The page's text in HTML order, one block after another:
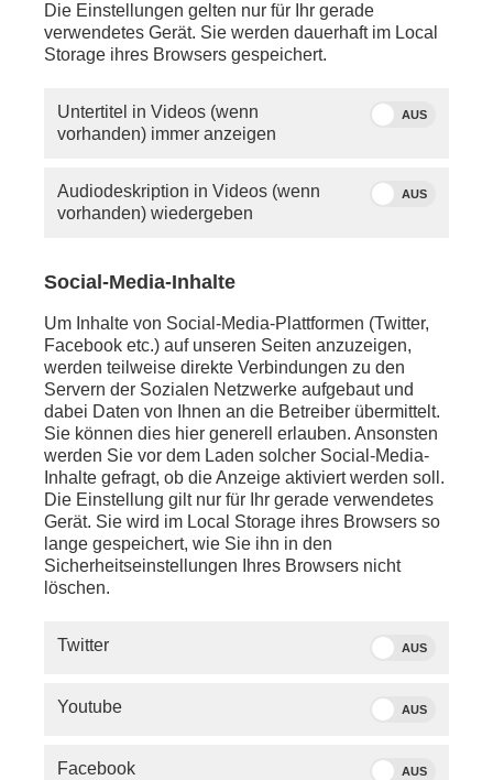
Von phoenix
ÄHNLICHE BEITRÄGE
Öffentlicher Dienst
Kindern und
Die Einstellungen gelten nur für Ihr gerade
verwendetes Gerät. Sie werden dauerhaft im Local
Storage ihres Browsers gespeichert.
Untertitel in Videos (wenn
vorhanden) immer anzeigen
AUS
Audiodeskription in Videos (wenn
vorhanden) wiedergeben
AUS
Social-Media-Inhalte
Um Inhalte von Social-Media-Plattformen (Twitter,
Facebook etc.) auf unseren Seiten anzuzeigen,
werden teilweise direkte Verbindungen zu den
Servern der Sozialen Netzwerke aufgebaut und
dabei Daten von Ihnen an die Betreiber übermittelt.
Sie können dies hier generell erlauben. Ansonsten
werden Sie vor dem Laden solcher Social-Media-
Inhalte gefragt, ob die Anzeige aktiviert werden soll.
Die Einstellung gilt nur für Ihr gerade verwendetes
Gerät. Sie wird im Local Storage ihres Browsers so
lange gespeichert, wie Sie ihn in den
Sicherheitseinstellungen Ihres Browsers nicht
löschen.
Twitter AUS
Youtube AUS
Facebook AUS